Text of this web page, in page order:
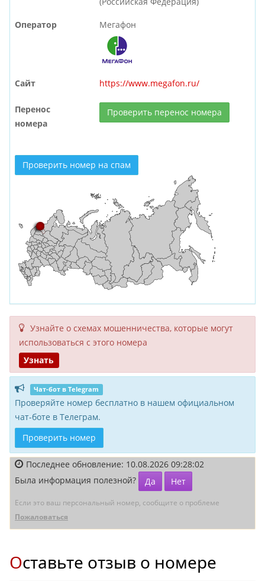
Оператор Мегафон
Сайт https://www.megafon.ru/
Перенос
номера
Проверить перенос номера
Проверить номер на спам
Узнайте о схемах мошенни­чества, кото­рые могут
исполь­зоваться с этого номера
Узнать
Чат-бот в Telegram
Проверяйте номер бесплатно в нашем официальном
чат-боте в Телеграм.
Проверить номер
Последнее обновление: 10.08.2026 09:28:02
Была информация полезной?
Да Нет
Если это ваш персональный номер, сообщите о проблеме
Пожаловаться
Оставьте отзыв о номере